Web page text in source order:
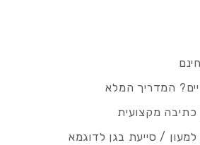
המדריך המלא
כתיבה מקצועית
/ סייעת בגן לדוגמא